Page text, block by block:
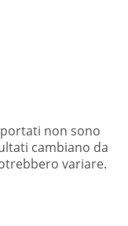
non sono
cambiano da
variare.